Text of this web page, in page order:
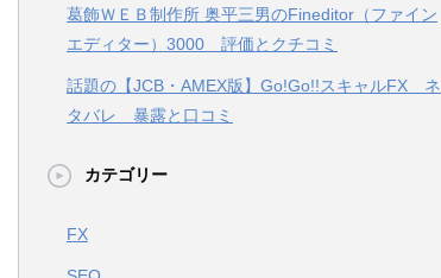
葛飾ＷＥＢ制作所 奥平三男のFineditor（ファイン
エディター）3000 評価とクチコミ
話題の【JCB・AMEX版】Go!Go!!スキャルFX ネ
タバレ 暴露と口コミ
カテゴリー
FX